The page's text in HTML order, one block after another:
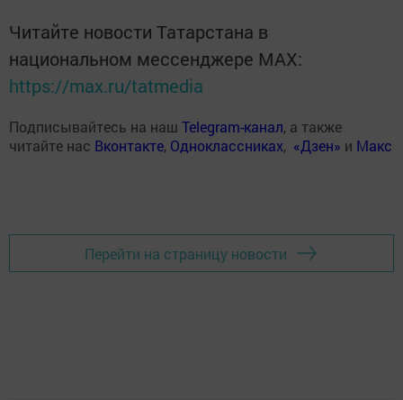
Читайте новости Татарстана в
национальном мессенджере MАХ:
https://max.ru/tatmedia
Подписывайтесь на наш Telegram-канал, а также
читайте нас Вконтакте, Одноклассниках, «Дзен» и Макс
Перейти на страницу новости